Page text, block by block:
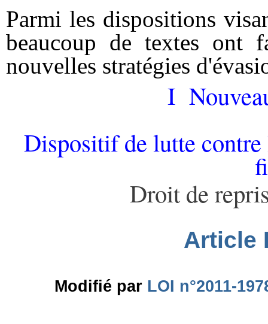
Parmi les dispositions
beaucoup de textes ont
nouvelles stratégies
I
Dispositif de lutte
Droit de
Article
Modifié par LOI n°2011-